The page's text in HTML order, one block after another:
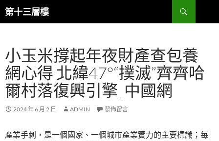
跳
至第十三層樓
搜
尋
小玉米撐起年夜財產查包養
網心得 北緯47°“撲滅”齊齊哈
爾村落復興引擎_中國網
2024 年 6 月 2 日 ADMIN 發佈留言
產業手刺，是一個國家、一個城市產業實力的主要標識；每